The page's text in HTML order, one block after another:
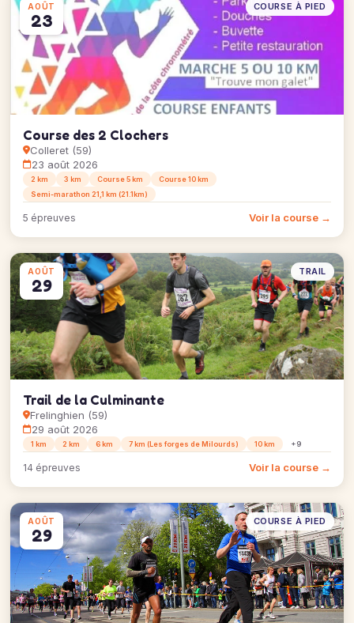
AOÛT
23
COURSE À PIED
Course des 2 Clochers
Colleret (59)
23 août 2026
2 km 3 km Course 5 km
Course 10 km
Semi-marathon 21,1 km (21.1km)
5 épreuves Voir la course →
AOÛT
29
TRAIL
Trail de la Culminante
Frelinghien (59)
29 août 2026
1 km 2 km 6 km 7 km (Les forges de Milourds) 10 km +9
14 épreuves Voir la course →
AOÛT
29
COURSE À PIED